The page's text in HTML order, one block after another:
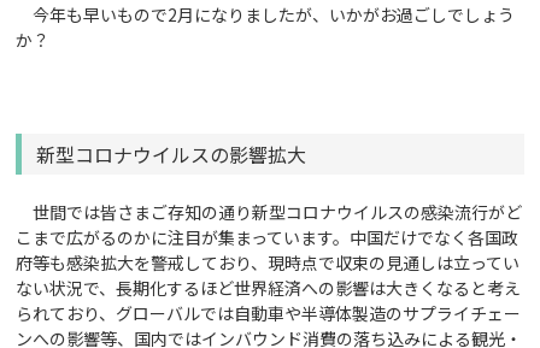
今年も早いもので2月になりましたが、いかがお過ごしでしょう
か？
新型コロナウイルスの影響拡大
世間では皆さまご存知の通り新型コロナウイルスの感染流行がど
こまで広がるのかに注目が集まっています。中国だけでなく各国政
府等も感染拡大を警戒しており、現時点で収束の見通しは立ってい
ない状況で、長期化するほど世界経済への影響は大きくなると考え
られており、グローバルでは自動車や半導体製造のサプライチェー
ンへの影響等、国内ではインバウンド消費の落ち込みによる観光・